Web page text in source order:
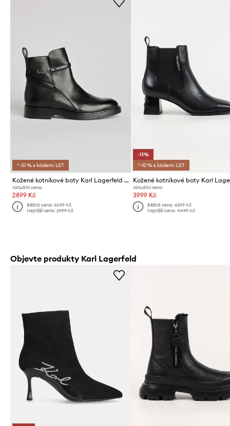
*-10 % s kódem: LST
Kožené kotníkové boty Karl Lagerfeld BLAKE
Aktuální cena:
2899 Kč
Běžná cena:6099 Kč
Nejnižší cena:2999 Kč
-11%
*-10 % s kódem: LST
Aktuální cena:
3999 Kč
Běžná cena: 6399 Kč
Nejnižší cena: 4499 Kč
Objevte produkty Karl Lagerfeld